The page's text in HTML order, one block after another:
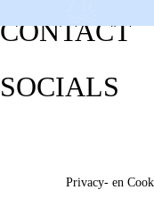
CONTACT
SOCIALS
Privacy- en